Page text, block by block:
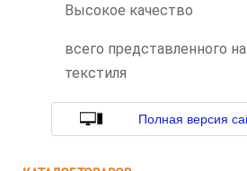
Высокое качество
всего представленного
текстиля
Полная версия